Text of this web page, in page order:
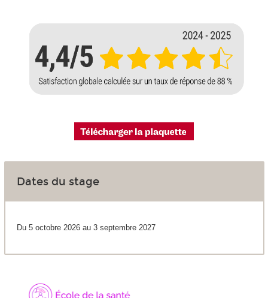
Dates du stage
Du 5 octobre 2026 au 3 septembre 2027